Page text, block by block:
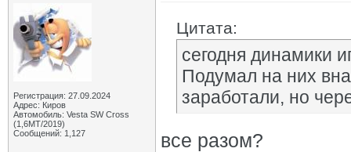
Регистрация: 27.09.2024
Адрес: Киров
Автомобиль: Vesta SW Cross
(1,6МТ/2019)
Сообщений: 1,127
Цитата:
сегодня динамики
Подумал на них
заработали, но
все разом?